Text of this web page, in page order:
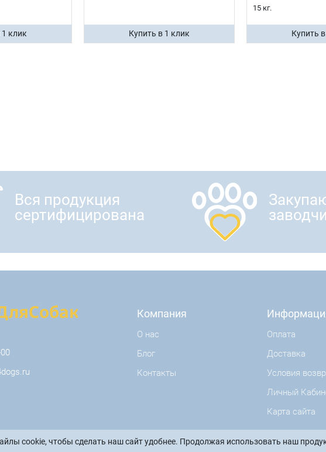
1 клик Купить в 1 клик
15 кг.
Купить
Вся продукция
сертифицирована
Компания
О нас
Блог
Контакты
Оплата
Доставка
Условия
Личный
Карта сайта
cookie, чтобы сделать наш сайт удобнее. Продолжая использовать наш